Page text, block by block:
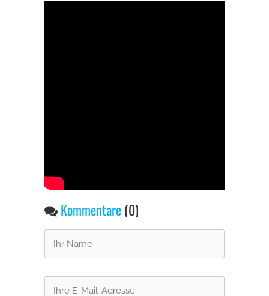
Kommentare(0)